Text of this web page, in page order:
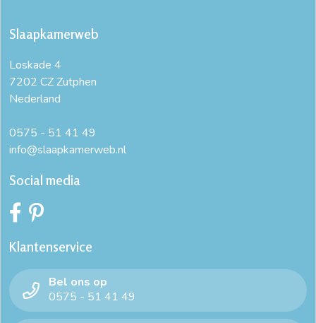
Slaapkamerweb
Loskade 4
7202 CZ Zutphen
Nederland
0575 - 51 41 49
info@slaapkamerweb.nl
Social media
Klantenservice
Bel ons op
0575 - 51 41 49